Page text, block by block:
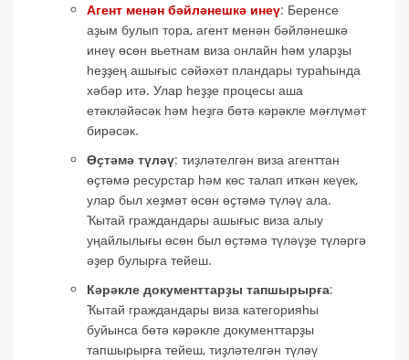
Агент менән бәйләнешкә инеү: Беренсе
аҙым булып тора, агент менән бәйләнешкә
инеү өсөн вьетнам виза онлайн һәм уларҙы
һеҙҙең ашығыс сәйәхәт пландары тураһында
хәбәр итә. Улар һеҙҙе процесы аша
етәкләйәсәк һәм һеҙгә бөтә кәрәкле мәғлүмәт
бирәсәк.
Өҫтәмә түләү: тиҙләтелгән виза агенттан
өҫтәмә ресурстар һәм көс талап иткән кеүек,
улар был хеҙмәт өсөн өҫтәмә түләү ала.
Ҡытай граждандары ашығыс виза алыу
уңайлылығы өсөн был өҫтәмә түләүҙе түләргә
әҙер булырға тейеш.
Кәрәкле документтарҙы тапшырырға:
Ҡытай граждандары виза категорияһы
буйынса бөтә кәрәкле документтарҙы
тапшырырға тейеш, тиҙләтелгән түләү